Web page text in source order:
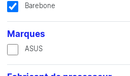
Barebone
Marques
ASUS